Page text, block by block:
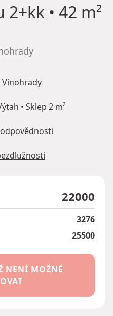
2+kk • 42 m²
Vinohrady
• Sklep 2 m²
22000
3276
25500
NENÍ MOŽNÉ